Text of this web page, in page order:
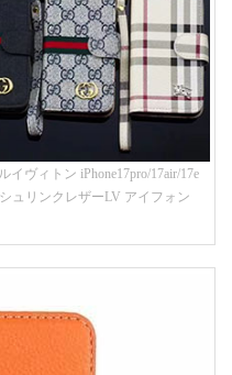
ヴィトン iPhone17pro/17air/17e
ュリンクレザーLV アイフォン
チiphone15pro/14/13携帯ケース 大